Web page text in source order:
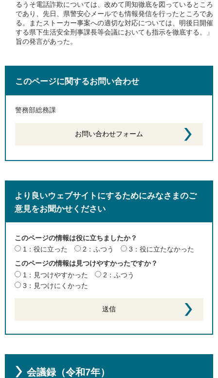
るうそ電話詐欺については、改めて周知徹底を図っているところ
であり、先日、県警安心メールでも情報発信を行ったところであ
る。またストーカー事案への適切な対応については、明後日開催
する県下生活安全刑事課長等会議においても指示を徹底する。」
旨の発言があった。
このページに関するお問い合わせ
警務部総務課
より良いウェブサイトにするためにみなさまのご
意見をお聞かせください
このページの情報は役に立ちましたか？
1：役に立った
2：ふつう
3：役に立たなかった
このページの情報は見つけやすかったですか？
1：見つけやすかった
2：ふつう
3：見つけにくかった
会議録（令和7年）